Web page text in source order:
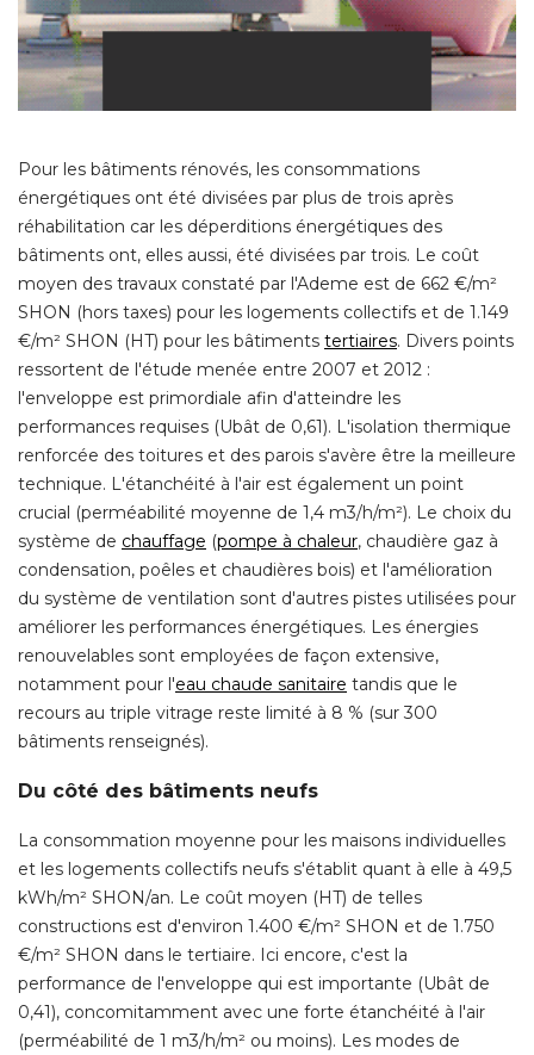
Pour les bâtiments rénovés, les consommations
énergétiques ont été divisées par plus de trois après
réhabilitation car les déperditions énergétiques des
bâtiments ont, elles aussi, été divisées par trois. Le coût
moyen des travaux constaté par l'Ademe est de 662 €/m²
SHON (hors taxes) pour les logements collectifs et de 1.149
€/m² SHON (HT) pour les bâtiments tertiaires. Divers points
ressortent de l'étude menée entre 2007 et 2012 :
l'enveloppe est primordiale afin d'atteindre les
performances requises (Ubât de 0,61). L'isolation thermique
renforcée des toitures et des parois s'avère être la meilleure
technique. L'étanchéité à l'air est également un point
crucial (perméabilité moyenne de 1,4 m3/h/m²). Le choix du
système de chauffage (pompe à chaleur, chaudière gaz à
condensation, poêles et chaudières bois) et l'amélioration
du système de ventilation sont d'autres pistes utilisées pour
améliorer les performances énergétiques. Les énergies
renouvelables sont employées de façon extensive,
notamment pour l'eau chaude sanitaire tandis que le
recours au triple vitrage reste limité à 8 % (sur 300
bâtiments renseignés).
Du côté des bâtiments neufs
La consommation moyenne pour les maisons individuelles
et les logements collectifs neufs s'établit quant à elle à 49,5
kWh/m² SHON/an. Le coût moyen (HT) de telles
constructions est d'environ 1.400 €/m² SHON et de 1.750
€/m² SHON dans le tertiaire. Ici encore, c'est la
performance de l'enveloppe qui est importante (Ubât de
0,41), concomitamment avec une forte étanchéité à l'air
(perméabilité de 1 m3/h/m² ou moins). Les modes de